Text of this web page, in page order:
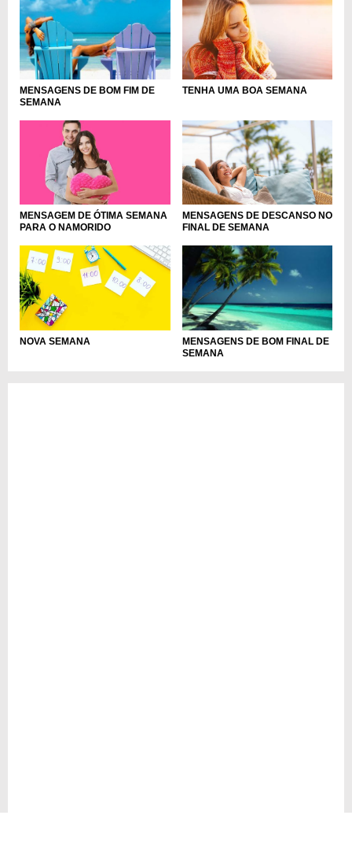
MENSAGENS DE BOM FIM DE
SEMANA
TENHA UMA BOA SEMANA
MENSAGEM DE ÓTIMA SEMANA
PARA O NAMORIDO
MENSAGENS DE DESCANSO NO
FINAL DE SEMANA
NOVA SEMANA
MENSAGENS DE BOM FINAL DE
SEMANA